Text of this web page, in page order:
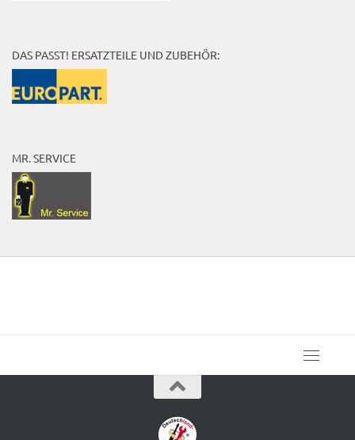
DAS PASST! ERSATZTEILE UND ZUBEHÖR:
MR. SERVICE